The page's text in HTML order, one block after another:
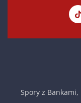
Spory z